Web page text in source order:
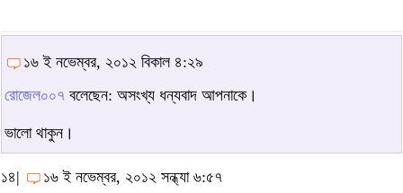
১৬ ই নভেম্বর, ২০১২ বিকাল ৪:২৯
রোজেল০০৭ বলেছেন: অসংখ্য ধন্যবাদ আপনাকে।
ভালো থাকুন।
১৪| ১৬ ই নভেম্বর, ২০১২ সন্ধ্যা ৬:৫৭